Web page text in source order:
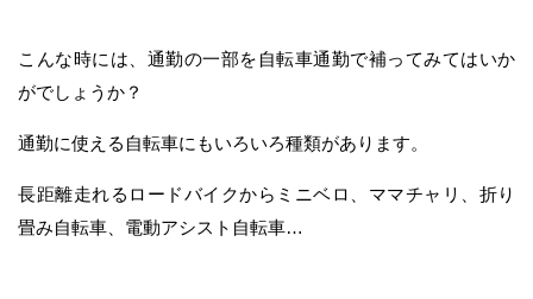
こんな時には、通勤の一部を自転車通勤で補ってみてはいか
がでしょうか？
通勤に使える自転車にもいろいろ種類があります。
長距離走れるロードバイクからミニベロ、ママチャリ、折り
畳み自転車、電動アシスト自転車…